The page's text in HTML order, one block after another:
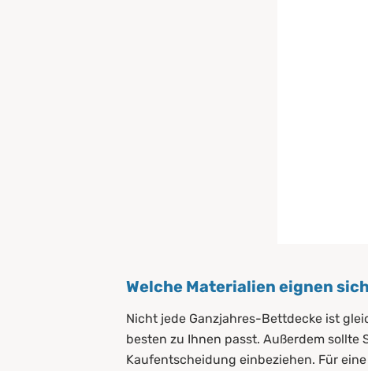
Welche Materialien eignen
Nicht jede Ganzjahres-Bettdecke ist
besten zu Ihnen passt. Außerdem
Kaufentscheidung einbeziehen. Für